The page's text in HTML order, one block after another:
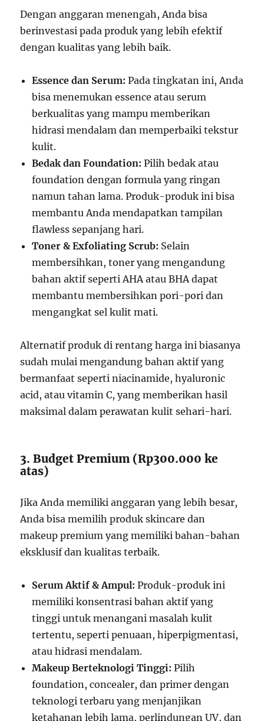
Dengan anggaran menengah, Anda bisa
berinvestasi pada produk yang lebih efektif
dengan kualitas yang lebih baik.
Essence dan Serum: Pada tingkatan ini, Anda
bisa menemukan essence atau serum
berkualitas yang mampu memberikan
hidrasi mendalam dan memperbaiki tekstur
kulit.
Bedak dan Foundation: Pilih bedak atau
foundation dengan formula yang ringan
namun tahan lama. Produk-produk ini bisa
membantu Anda mendapatkan tampilan
flawless sepanjang hari.
Toner & Exfoliating Scrub: Selain
membersihkan, toner yang mengandung
bahan aktif seperti AHA atau BHA dapat
membantu membersihkan pori-pori dan
mengangkat sel kulit mati.
Alternatif produk di rentang harga ini biasanya
sudah mulai mengandung bahan aktif yang
bermanfaat seperti niacinamide, hyaluronic
acid, atau vitamin C, yang memberikan hasil
maksimal dalam perawatan kulit sehari-hari.
3. Budget Premium (Rp300.000 ke
atas)
Jika Anda memiliki anggaran yang lebih besar,
Anda bisa memilih produk skincare dan
makeup premium yang memiliki bahan-bahan
eksklusif dan kualitas terbaik.
Serum Aktif & Ampul: Produk-produk ini
memiliki konsentrasi bahan aktif yang
tinggi untuk menangani masalah kulit
tertentu, seperti penuaan, hiperpigmentasi,
atau hidrasi mendalam.
Makeup Berteknologi Tinggi: Pilih
foundation, concealer, dan primer dengan
teknologi terbaru yang menjanjikan
ketahanan lebih lama, perlindungan UV, dan